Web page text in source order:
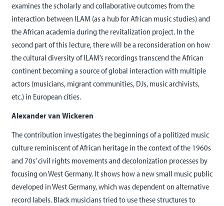
examines the scholarly and collaborative outcomes from the
interaction between ILAM (as a hub for African music studies) and
the African academia during the revitalization project. In the
second part of this lecture, there will be a reconsideration on how
the cultural diversity of ILAM’s recordings transcend the African
continent becoming a source of global interaction with multiple
actors (musicians, migrant communities, DJs, music archivists,
etc.) in European cities.
Alexander van Wickeren
The contribution investigates the beginnings of a politized music
culture reminiscent of African heritage in the context of the 1960s
and 70s’ civil rights movements and decolonization processes by
focusing on West Germany. It shows how a new small music public
developed in West Germany, which was dependent on alternative
record labels. Black musicians tried to use these structures to